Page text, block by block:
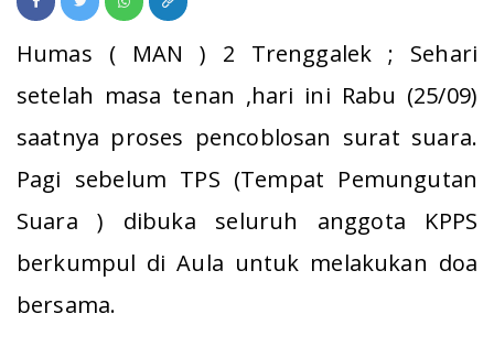
Humas ( MAN ) 2 Trenggalek ; Sehari
setelah masa tenan ,hari ini Rabu (25/09)
saatnya proses pencoblosan surat suara.
Pagi sebelum TPS (Tempat Pemungutan
Suara ) dibuka seluruh anggota KPPS
berkumpul di Aula untuk melakukan doa
bersama.